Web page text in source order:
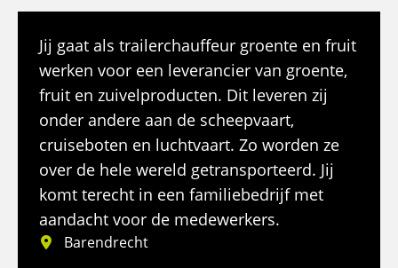
Jij gaat als trailerchauffeur groente en fruit
werken voor een leverancier van groente,
fruit en zuivelproducten. Dit leveren zij
onder andere aan de scheepvaart,
cruiseboten en luchtvaart. Zo worden ze
over de hele wereld getransporteerd. Jij
komt terecht in een familiebedrijf met
aandacht voor de medewerkers.
Barendrecht